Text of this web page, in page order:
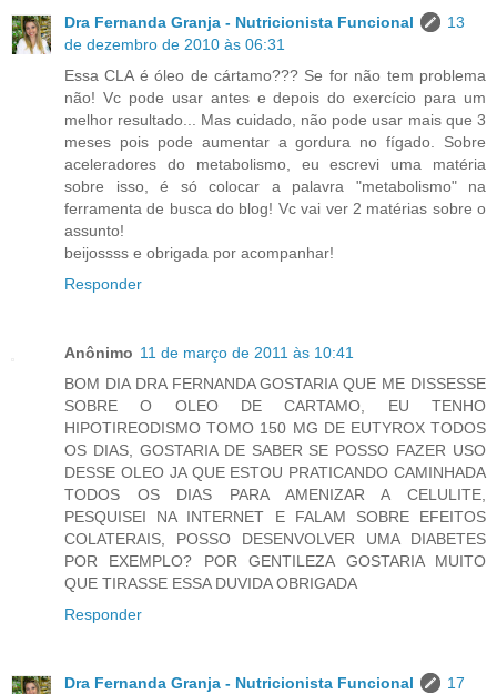
Dra Fernanda Granja - Nutricionista Funcional
13
de dezembro de 2010 às 06:31
Essa CLA é óleo de cártamo??? Se for não tem problema
não! Vc pode usar antes e depois do exercício para um
melhor resultado... Mas cuidado, não pode usar mais que 3
meses pois pode aumentar a gordura no fígado. Sobre
aceleradores do metabolismo, eu escrevi uma matéria
sobre isso, é só colocar a palavra "metabolismo" na
ferramenta de busca do blog! Vc vai ver 2 matérias sobre o
assunto!
beijossss e obrigada por acompanhar!
Responder
Anônimo 11 de março de 2011 às 10:41
BOM DIA DRA FERNANDA GOSTARIA QUE ME DISSESSE
SOBRE O OLEO DE CARTAMO, EU TENHO
HIPOTIREODISMO TOMO 150 MG DE EUTYROX TODOS
OS DIAS, GOSTARIA DE SABER SE POSSO FAZER USO
DESSE OLEO JA QUE ESTOU PRATICANDO CAMINHADA
TODOS OS DIAS PARA AMENIZAR A CELULITE,
PESQUISEI NA INTERNET E FALAM SOBRE EFEITOS
COLATERAIS, POSSO DESENVOLVER UMA DIABETES
POR EXEMPLO? POR GENTILEZA GOSTARIA MUITO
QUE TIRASSE ESSA DUVIDA OBRIGADA
Responder
Dra Fernanda Granja - Nutricionista Funcional
17